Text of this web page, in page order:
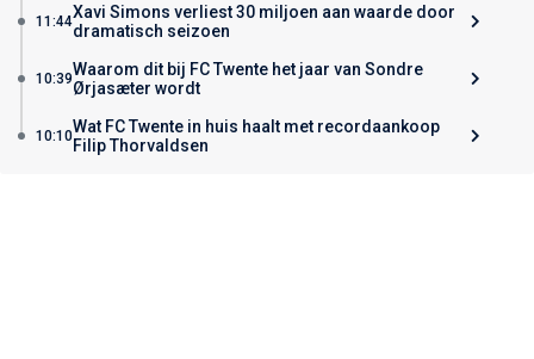
11:44Xavi Simons verliest 30 miljoen aan waarde door
dramatisch seizoen
10:39Waarom dit bij FC Twente het jaar van Sondre
Ørjasæter wordt
10:10Wat FC Twente in huis haalt met recordaankoop
Filip Thorvaldsen